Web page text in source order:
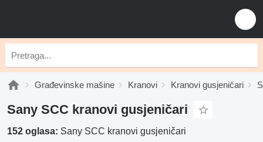
Građevinske mašine Kranovi Kranovi gusjeničari
Sany SCC kranovi gusjeničari
152 oglasa: Sany SCC kranovi gusjeničari